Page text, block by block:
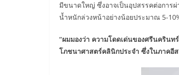
มีขนาดใหญ่ ซึ่งอาจเป็นอุปสรรคต่อการผ่
น้ำหนักล่วงหน้าอย่างน้อยประมาณ 5-
“ผมมองว่า ความโดดเด่นของศรีนคริน
โภชนาศาสตร์คลินิกประจำ ซึ่งในภาคอีส